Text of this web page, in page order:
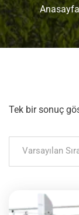
Anasayfa
Tek bir sonuç
Varsayılan